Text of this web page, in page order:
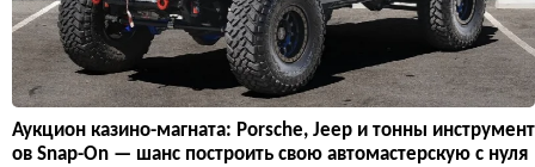
Аукцион казино-магната: Porsche, Jeep и тонны инструмент
ов Snap-On — шанс построить свою автомастерскую с нуля